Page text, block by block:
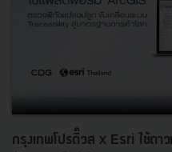
กรุงเทพโปรดิ๊วส x Esri ใช้ด